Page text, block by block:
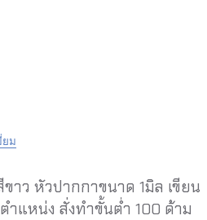
ยม
าว หัวปากกาขนาด 1มิล เขียน
ำแหน่ง สั่งทำขั้นต่ำ 100 ด้าม